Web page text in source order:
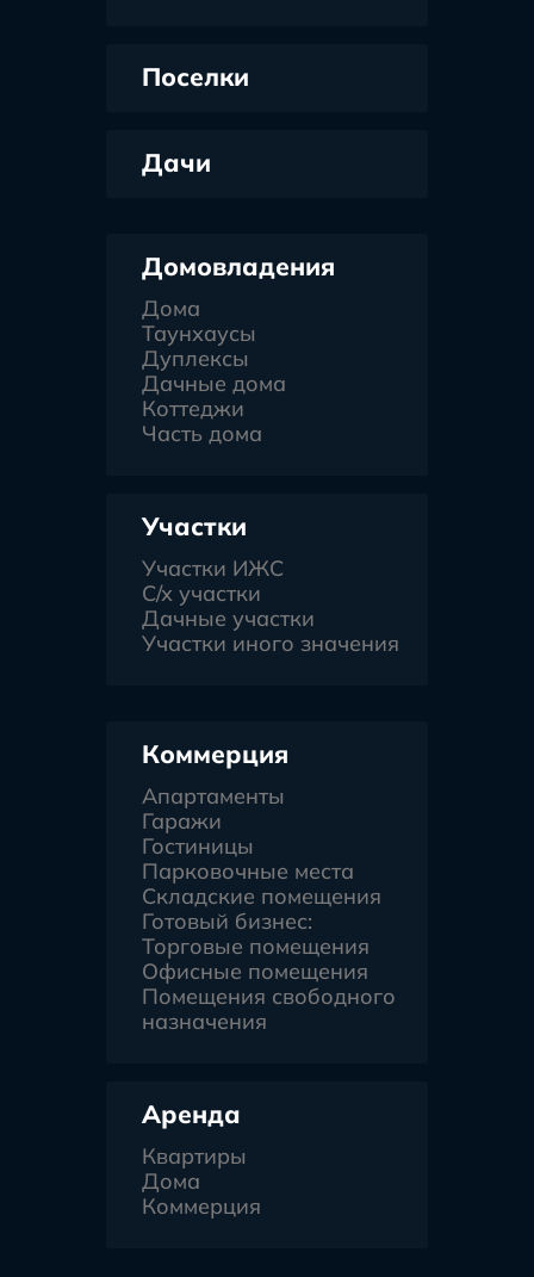
Поселки
Дачи
Домовладения
Дома
Таунхаусы
Дуплексы
Дачные дома
Коттеджи
Часть дома
Участки
Участки ИЖС
С/х участки
Дачные участки
Участки иного значения
Коммерция
Апартаменты
Гаражи
Гостиницы
Парковочные места
Складские помещения
Готовый бизнес:
Торговые помещения
Офисные помещения
Помещения свободного
назначения
Аренда
Квартиры
Дома
Коммерция